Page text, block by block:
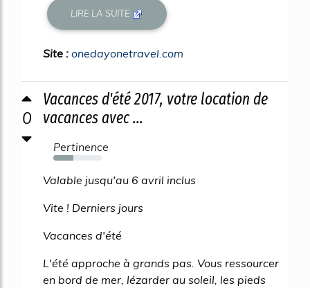
LIRE LA SUITE
Site : onedayonetravel.com
0
Vacances d'été 2017, votre location de
vacances avec ...
Pertinence
42%
Valable jusqu'au 6 avril inclus
Vite ! Derniers jours
Vacances d'été
L'été approche à grands pas. Vous ressourcer
en bord de mer, lézarder au soleil, les pieds